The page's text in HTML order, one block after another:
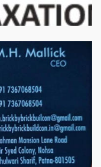
महिलाओं के लिए बेहतर
है जिसके लिये महिलाओं
सके। ताकि उन्हें अपनी